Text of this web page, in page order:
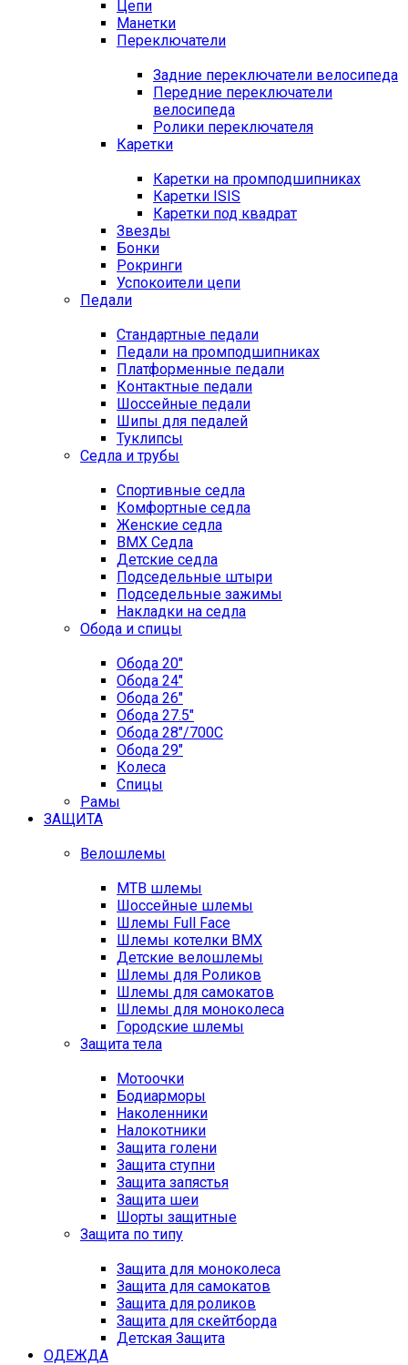
Цепи
Манетки
Переключатели
Задние переключатели велосипеда
Передние переключатели
велосипеда
Ролики переключателя
Каретки
Каретки на промподшипниках
Каретки ISIS
Каретки под квадрат
Звезды
Бонки
Рокринги
Успокоители цепи
Педали
Стандартные педали
Педали на промподшипниках
Платформенные педали
Контактные педали
Шоссейные педали
Шипы для педалей
Туклипсы
Седла и трубы
Спортивные седла
Комфортные седла
Женские седла
BMX Седла
Детские седла
Подседельные штыри
Подседельные зажимы
Накладки на седла
Обода и спицы
Обода 20"
Обода 24"
Обода 26"
Обода 27.5"
Обода 28"/700C
Обода 29"
Колеса
Спицы
Рамы
ЗАЩИТА
Велошлемы
MTB шлемы
Шоссейные шлемы
Шлемы Full Face
Шлемы котелки BMX
Детские велошлемы
Шлемы для Роликов
Шлемы для самокатов
Шлемы для моноколеса
Городские шлемы
Защита тела
Мотоочки
Бодиарморы
Наколенники
Налокотники
Защита голени
Защита ступни
Защита запястья
Защита шеи
Шорты защитные
Защита по типу
Защита для моноколеса
Защита для самокатов
Защита для роликов
Защита для скейтборда
Детская Защита
ОДЕЖДА